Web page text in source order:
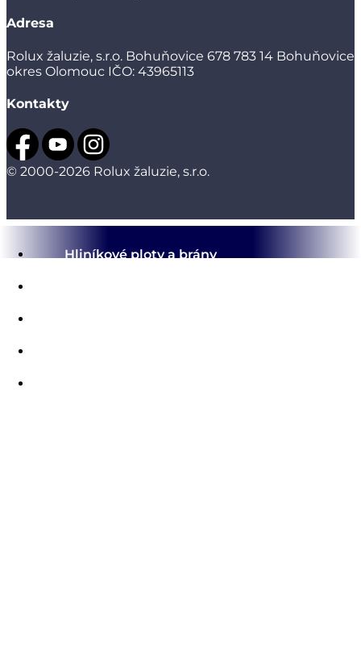
Hliníkové ploty a brány
Adresa
Rolux žaluzie, s.r.o. Bohuňovice 678 783 14 Bohuňovice
okres Olomouc IČO: 43965113
Kontakty
© 2000-2026 Rolux žaluzie, s.r.o.